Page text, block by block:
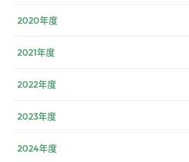
2020年度
2021年度
2022年度
2023年度
2024年度